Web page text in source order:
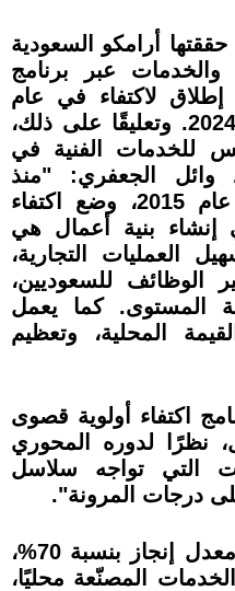
أرامكو السعودية
عبر برنامج
أول إطلاق لاكتفاء في عام
2015، إلى 67% في عام 2024. وتعليقًا على ذلك،
للخدمات الفنية في
وائل الجعفري: "منذ
إطلاقه للمرة الأولى في عام 2015، وضع اكتفاء
بنية أعمال هي
العمليات التجارية،
الوظائف للسعوديين،
المستوى. كما يعمل
المحلية، وتعظيم
اكتفاء أولوية قصوى
نظرًا لدوره المحوري
التي تواجه سلاسل
درجات المرونة".
ويستهدف البرنامج تحقيق معدل إنجاز بنسبة 70%،
المصنّعة محليًا،